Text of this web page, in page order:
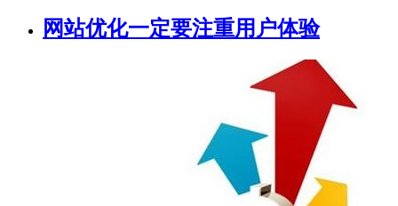
网站优化一定要注重用户体验